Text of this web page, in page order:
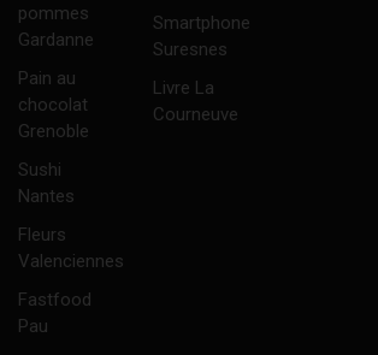
pommes
Gardanne
Pain au
chocolat
Grenoble
Sushi
Nantes
Fleurs
Valenciennes
Fastfood
Pau
Smartphone
Suresnes
Livre La
Courneuve